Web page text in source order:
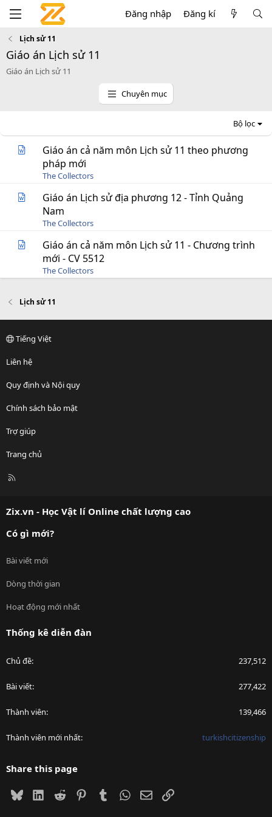
Đăng nhập Đăng kí
Lịch sử 11
Giáo án Lịch sử 11
Giáo án Lịch sử 11
Chuyên mục
Bộ lọc
Giáo án cả năm môn Lịch sử 11 theo phương
pháp mới
The Collectors
Giáo án Lịch sử địa phương 12 - Tỉnh Quảng
Nam
The Collectors
Giáo án cả năm môn Lịch sử 11 - Chương trình
mới - CV 5512
The Collectors
Lịch sử 11
Tiếng Việt
Liên hệ
Quy định và Nội quy
Chính sách bảo mật
Trợ giúp
Trang chủ
R
Zix.vn - Học Vật lí Online chất lượng cao
Có gì mới?
Bài viết mới
Dòng thời gian
Hoạt động mới nhất
Thống kê diễn đàn
Chủ đề 237,512
Bài viết 277,422
Thành viên 139,466
Thành viên mới nhất turkishcitizenship
Share this page
BlueskyLinkedIn
Reddit PinterestTumblrWhatsApp
EmailLink